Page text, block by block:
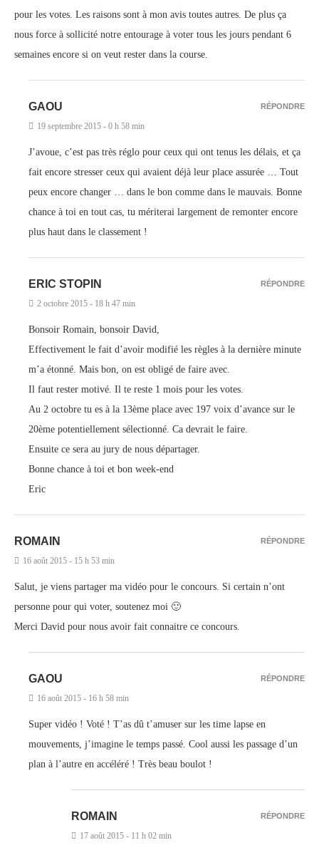
pour les votes. Les raisons sont à mon avis toutes autres. De plus ça
nous force à sollicité notre entourage à voter tous les jours pendant 6
semaines encore si on veut rester dans la course.
GAOU
19 septembre 2015 - 0 h 58 min
J’avoue, c’est pas très réglo pour ceux qui ont tenus les délais, et ça
fait encore stresser ceux qui avaient déjà leur place assurée … Tout
peux encore changer … dans le bon comme dans le mauvais. Bonne
chance à toi en tout cas, tu mériterai largement de remonter encore
plus haut dans le classement !
RÉPONDRE
ERIC STOPIN
2 octobre 2015 - 18 h 47 min
Bonsoir Romain, bonsoir David,
Effectivement le fait d’avoir modifié les règles à la dernière minute
m’a étonné. Mais bon, on est obligé de faire avec.
Il faut rester motivé. Il te reste 1 mois pour les votes.
Au 2 octobre tu es à la 13ème place avec 197 voix d’avance sur le
20ème potentiellement sélectionné. Ca devrait le faire.
Ensuite ce sera au jury de nous départager.
Bonne chance à toi et bon week-end
Eric
RÉPONDRE
ROMAIN
16 août 2015 - 15 h 53 min
Salut, je viens partager ma vidéo pour le concours. Si certain n’ont
personne pour qui voter, soutenez moi 🙂
Merci David pour nous avoir fait connaitre ce concours.
RÉPONDRE
GAOU
16 août 2015 - 16 h 58 min
Super vidéo ! Voté ! T’as dû t’amuser sur les time lapse en
mouvements, j’imagine le temps passé. Cool aussi les passage d’un
plan à l’autre en accéléré ! Très beau boulot !
RÉPONDRE
ROMAIN
17 août 2015 - 11 h 02 min
RÉPONDRE